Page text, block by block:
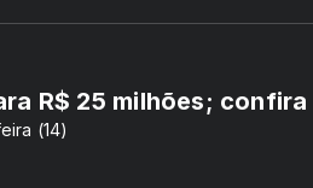
R$ 25 milhões;
(14)